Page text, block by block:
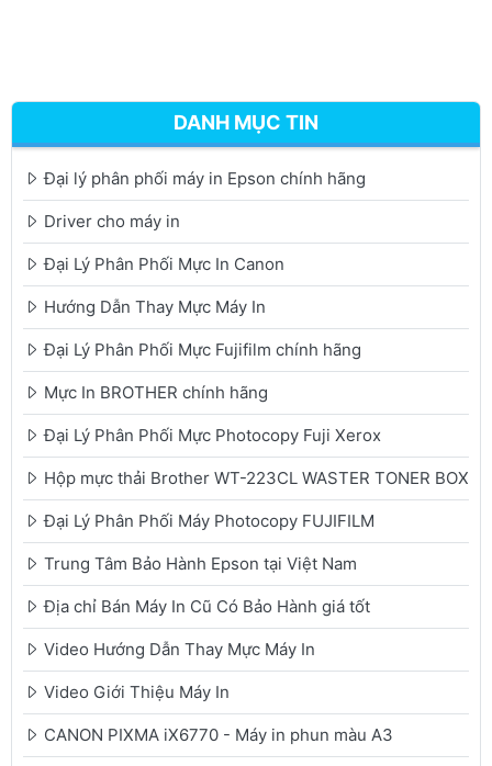
DANH MỤC TIN
Đại lý phân phối máy in Epson chính hãng
Driver cho máy in
Đại Lý Phân Phối Mực In Canon
Hướng Dẫn Thay Mực Máy In
Đại Lý Phân Phối Mực Fujifilm chính hãng
Mực In BROTHER chính hãng
Đại Lý Phân Phối Mực Photocopy Fuji Xerox
Hộp mực thải Brother WT-223CL WASTER TONER BOX
Đại Lý Phân Phối Máy Photocopy FUJIFILM
Trung Tâm Bảo Hành Epson tại Việt Nam
Địa chỉ Bán Máy In Cũ Có Bảo Hành giá tốt
Video Hướng Dẫn Thay Mực Máy In
Video Giới Thiệu Máy In
CANON PIXMA iX6770 - Máy in phun màu A3